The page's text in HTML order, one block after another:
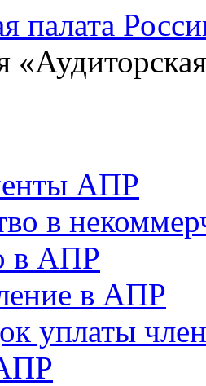
палата
АПР
в
в АПР
в АПР
уплаты